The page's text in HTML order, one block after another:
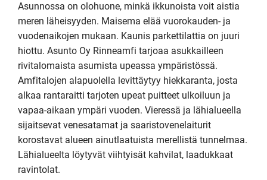
Asunnossa on olohuone, minkä ikkunoista voit aistia
meren läheisyyden. Maisema elää vuorokauden- ja
vuodenaikojen mukaan. Kaunis parkettilattia on juuri
hiottu. Asunto Oy Rinneamfi tarjoaa asukkailleen
rivitalomaista asumista upeassa ympäristössä.
Amfitalojen alapuolella levittäytyy hiekkaranta, josta
alkaa rantaraitti tarjoten upeat puitteet ulkoiluun ja
vapaa-aikaan ympäri vuoden. Vieressä ja lähialueella
sijaitsevat venesatamat ja saaristovenelaiturit
korostavat alueen ainutlaatuista merellistä tunnelmaa.
Lähialueelta löytyvät viihtyisät kahvilat, laadukkaat
ravintolat.